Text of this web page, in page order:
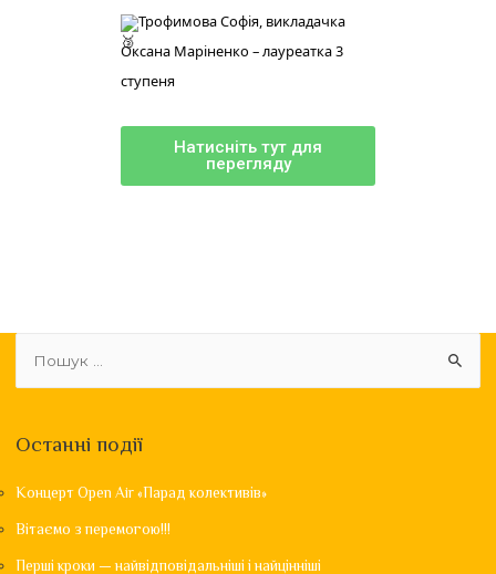
Трофимова Софія, викладачка
Оксана Маріненко – лауреатка 3
ступеня
Натисніть тут для
перегляду
Останні події
Концерт Open Air «Парад колективів»
Вітаємо з перемогою!!!
Перші кроки — найвідповідальніші і найцінніші